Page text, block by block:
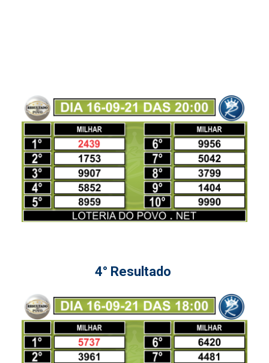
4° Resultado